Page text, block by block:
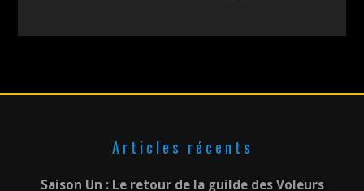
Articles récents
Saison Un : Le retour de la guilde des Voleurs